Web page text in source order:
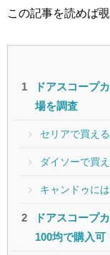
この記事を読めば
ドアスコープ
場を調査
セリアで買え
ダイソーで買
キャンドゥに
ドアスコープ
100均で購入可